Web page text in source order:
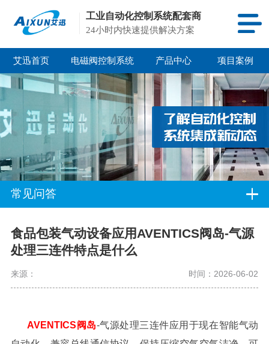
工业自动化控制系统配套商
24小时内快速提供解决方案
艾迅首页 电磁阀控制系统 产品中心 项目案例
常见问答
食品包装气动设备应用AVENTICS阀岛-气源
处理三连件特点是什么
来源： 时间：2026-06-02
AVENTICS阀岛-气源处理三连件应用于现在智能气动